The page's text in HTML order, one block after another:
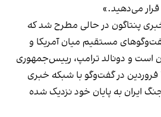
می‌دهید.»
پنتاگون در حالی مطرح شد که
مستقیم میان آمریکا و
است و دونالد ترامپ، رییس‌جمهوری
آمریکا، نیز چهارشنبه ۲۶ فروردین در گفت‌وگو با شبکه خبری
ایران به پایان خود نزدیک شده